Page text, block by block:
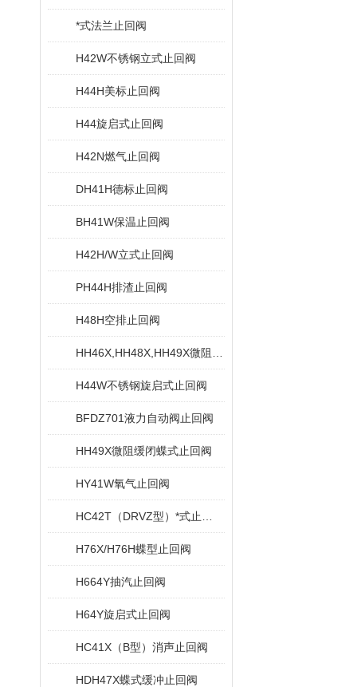
*式法兰止回阀
H42W不锈钢立式止回阀
H44H美标止回阀
H44旋启式止回阀
H42N燃气止回阀
DH41H德标止回阀
BH41W保温止回阀
H42H/W立式止回阀
PH44H排渣止回阀
H48H空排止回阀
H44W不锈钢旋启式止回阀
BFDZ701液力自动阀止回阀
HH49X微阻缓闭蝶式止回阀
HY41W氧气止回阀
H76X/H76H蝶型止回阀
H664Y抽汽止回阀
H64Y旋启式止回阀
HC41X（B型）消声止回阀
HDH47X蝶式缓冲止回阀